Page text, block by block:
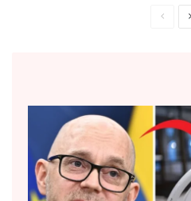
ح
ة
ل
س
ح
ة
ا
ل
ت